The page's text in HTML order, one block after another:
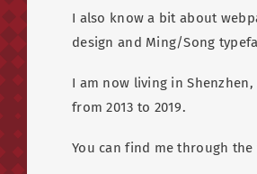
I also know a bit about
design and Ming/Song
I am now living in
from 2013 to 2019.
You can find me through